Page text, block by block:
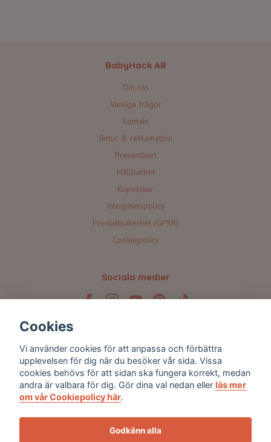
BabyHack AB
Om oss
Vanliga frågor
Kontakt
Retur & reklamation
Presentkort
Hållbarhet
Köpvillkor
Integritetspolicy
Produktsäkerhet (GPSR)
Cookiepolicy
Sociala medier
Prenumerera på våra nyhetsbrev 💌
Prenumerera
Cookies
Vi använder cookies för att anpassa och förbättra
upplevelsen för dig när du besöker vår sida. Vissa
cookies behövs för att sidan ska fungera korrekt, medan
andra är valbara för dig. Gör dina val nedan eller läs mer
om vår Cookiepolicy här.
Godkänn alla